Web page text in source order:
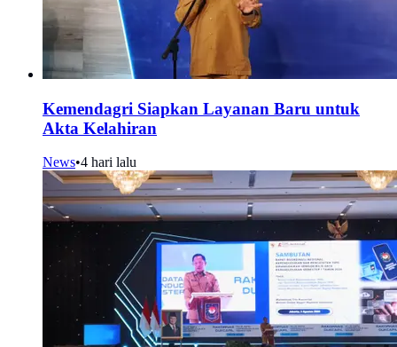
Kemendagri Siapkan Layanan Baru untuk
Akta Kelahiran
News•4 hari lalu